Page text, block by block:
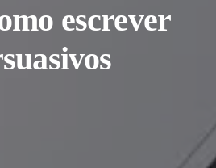
escrever